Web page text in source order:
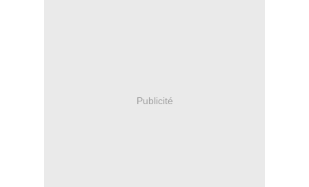
Publicité